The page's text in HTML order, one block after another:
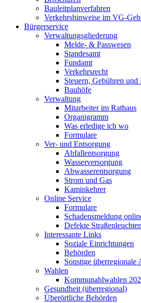
Bauleitplanverfahren
Verkehrshinweise im VG-
Bürgerservice
Verwaltungsgliederung
Melde- & Passwesen
Standesamt
Fundamt
Verkehrsrecht
Steuern, Gebühren und
Bauhöfe
Verwaltung
Mitarbeiter im Rathaus
Organigramm
Was erledige ich wo
Formulare
Ver- und Entsorgung
Abfallentsorgung
Wasserversorgung
Abwasserentsorgung
Strom und Gas
Kaminkehrer
Online Service
Formulare
Schadensmeldung
Defekte
Interessante Links
Soziale Einrichtungen
Behörden
Sonstige überregionale
Wahlen
Kommunahlwahlen
Gesundheit (überregional)
Überörtliche Behörden